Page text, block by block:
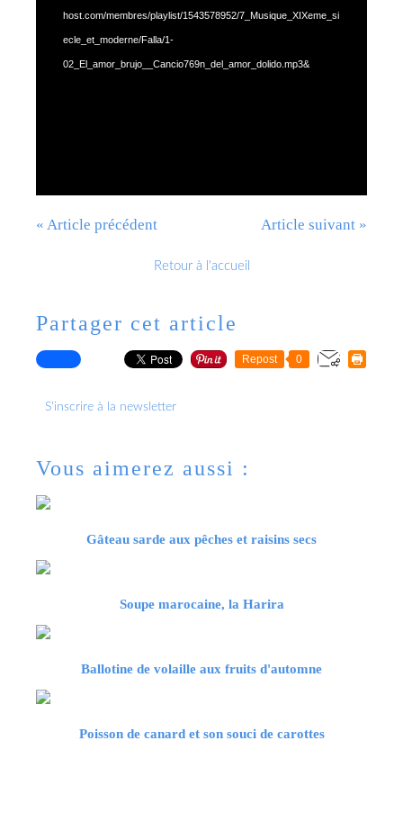
host.com/membres/playlist/1543578952/7_Musique_XIXeme_si
ecle_et_moderne/Falla/1-
02_El_amor_brujo__Cancio769n_del_amor_dolido.mp3&
« Article précédent Article suivant »
Retour à l'accueil
Partager cet article
Repost 0
S'inscrire à la newsletter
Vous aimerez aussi :
Gâteau sarde aux pêches et raisins secs
Soupe marocaine, la Harira
Ballotine de volaille aux fruits d'automne
Poisson de canard et son souci de carottes